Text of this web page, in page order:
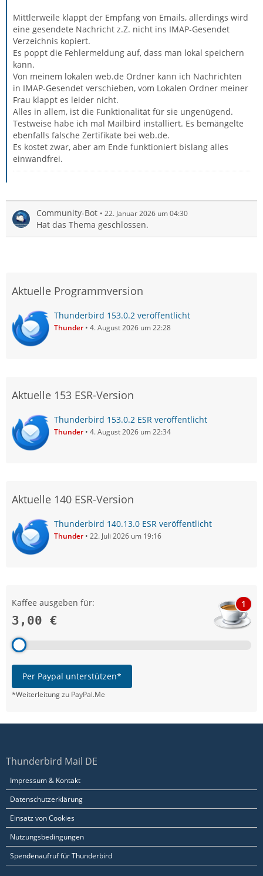
Mittlerweile klappt der Empfang von Emails, allerdings wird
eine gesendete Nachricht z.Z. nicht ins IMAP-Gesendet
Verzeichnis kopiert.
Es poppt die Fehlermeldung auf, dass man lokal speichern
kann.
Von meinem lokalen web.de Ordner kann ich Nachrichten
in IMAP-Gesendet verschieben, vom Lokalen Ordner meiner
Frau klappt es leider nicht.
Alles in allem, ist die Funktionalität für sie ungenügend.
Testweise habe ich mal Mailbird installiert. Es bemängelte
ebenfalls falsche Zertifikate bei web.de.
Es kostet zwar, aber am Ende funktioniert bislang alles
einwandfrei.
Community-Bot 22. Januar 2026 um 04:30
Hat das Thema geschlossen.
Aktuelle Programmversion
Thunderbird 153.0.2 veröffentlicht
Thunder 4. August 2026 um 22:28
Aktuelle 153 ESR-Version
Thunderbird 153.0.2 ESR veröffentlicht
Thunder 4. August 2026 um 22:34
Aktuelle 140 ESR-Version
Thunderbird 140.13.0 ESR veröffentlicht
Thunder 22. Juli 2026 um 19:16
Kaffee ausgeben für:
3,00 €
1
Per Paypal unterstützen*
*Weiterleitung zu PayPal.Me
Thunderbird Mail DE
Impressum & Kontakt
Datenschutzerklärung
Einsatz von Cookies
Nutzungsbedingungen
Spendenaufruf für Thunderbird